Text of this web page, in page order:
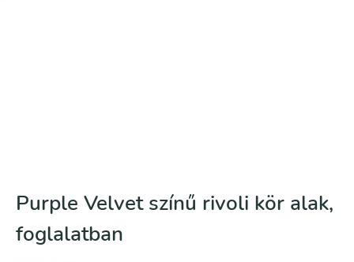
Purple Velvet színű rivoli kör alak,
foglalatban